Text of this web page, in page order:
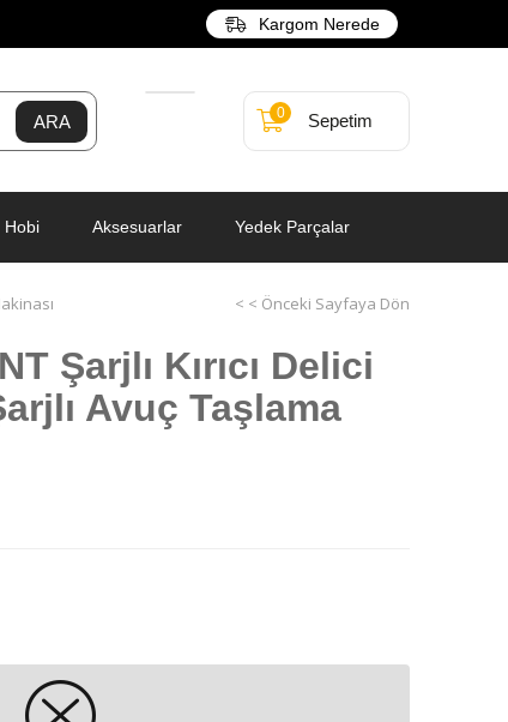
Kargom Nerede
Sepetim
0
Hobi Aksesuarlar Yedek Parçalar
< < Önceki Sayfaya Dön
Şarjlı Kırıcı Delici
Avuç Taşlama